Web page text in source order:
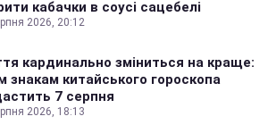
кабачки в соусі сацебелі
2026, 20:12
кардинально зміниться на краще:
знакам китайського гороскопа
7 серпня
2026, 18:13